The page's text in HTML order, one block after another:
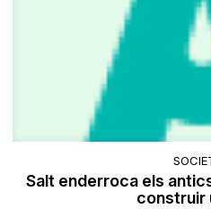
Salt enderroca els
construir